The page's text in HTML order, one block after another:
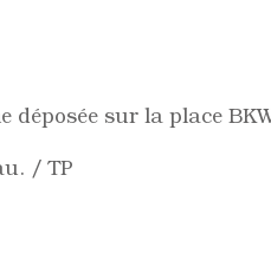
sur la place
/ TP